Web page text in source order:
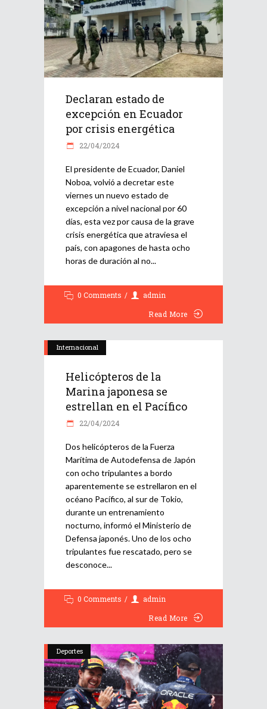
Declaran estado de
excepción en Ecuador
por crisis energética
22/04/2024
El presidente de Ecuador, Daniel
Noboa, volvió a decretar este
viernes un nuevo estado de
excepción a nivel nacional por 60
días, esta vez por causa de la grave
crisis energética que atraviesa el
país, con apagones de hasta ocho
horas de duración al no
0 Comments
admin
Read More
Internacional
Helicópteros de la
Marina japonesa se
estrellan en el Pacífico
22/04/2024
Dos helicópteros de la Fuerza
Marítima de Autodefensa de Japón
con ocho tripulantes a bordo
aparentemente se estrellaron en el
océano Pacífico, al sur de Tokio,
durante un entrenamiento
nocturno, informó el Ministerio de
Defensa japonés. Uno de los ocho
tripulantes fue rescatado, pero se
desconoce
0 Comments
admin
Read More
Deportes